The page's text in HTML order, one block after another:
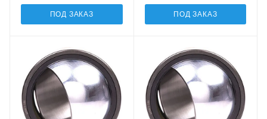
ПОД ЗАКАЗ ПОД ЗАКАЗ